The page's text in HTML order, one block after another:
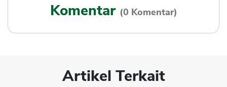
Komentar (0 Komentar)
Artikel Terkait